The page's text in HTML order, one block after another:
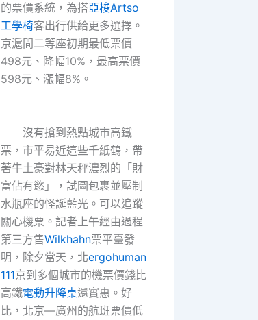
的票價系統，為搭亞梭Artso
工學椅客出行供給更多選擇。
京滬間二等座初期最低票價
498元、降幅10%，最高票價
598元、漲幅8%。
沒有搶到熱點城市高鐵
票，市平易近這些千紙鶴，帶
著牛土豪對林天秤濃烈的「財
富佔有慾」，試圖包裹並壓制
水瓶座的怪誕藍光。可以追蹤
關心機票。記者上午經由過程
第三方售Wilkhahn票平臺發
明，除夕當天，北ergohuman
111京到多個城市的機票價錢比
高鐵電動升降桌還實惠。好
比，北京—廣州的航班票價低